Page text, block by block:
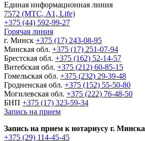
Единая информационная линия
7572 (МТС, A1, Life)
+375 (44) 592-99-27
Горячая линия
г. Минск +375 (17) 243-08-95
Минская обл. +375 (17) 251-07-94
Брестская обл. +375 (162) 52-14-57
Витебская обл. +375 (212) 60-85-15
Гомельская обл. +375 (232) 29-39-48
Гродненская обл. +375 (152) 55-50-80
Могилевская обл. +375 (222) 76-48-50
БНП +375 (17) 323-59-34
Запись на прием
Запись на прием к нотариусу г. Минска
+375 (29) 114-45-45